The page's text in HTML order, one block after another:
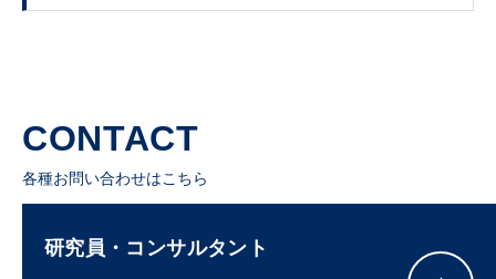
CONTACT
各種お問い合わせはこちら
研究員・コンサルタント